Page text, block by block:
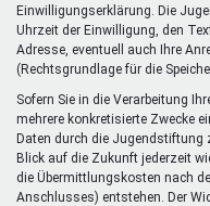
Einwilligungserklärung. Die
Uhrzeit der Einwilligung, den
Adresse, eventuell auch Ihre
(Rechtsgrundlage für die
Sofern Sie in die Verarbeitung
mehrere konkretisierte Zwecke
Daten durch die Jugendstiftung
Blick auf die Zukunft jederzeit
die Übermittlungskosten nach
Anschlusses) entstehen. Der